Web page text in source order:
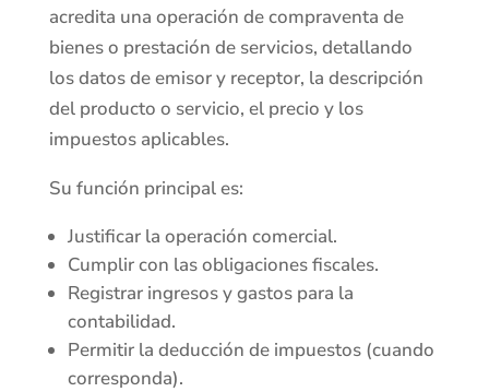
acredita una operación de compraventa de
bienes o prestación de servicios, detallando
los datos de emisor y receptor, la descripción
del producto o servicio, el precio y los
impuestos aplicables.
Su función principal es:
Justificar la operación comercial.
Cumplir con las obligaciones fiscales.
Registrar ingresos y gastos para la
contabilidad.
Permitir la deducción de impuestos (cuando
corresponda).